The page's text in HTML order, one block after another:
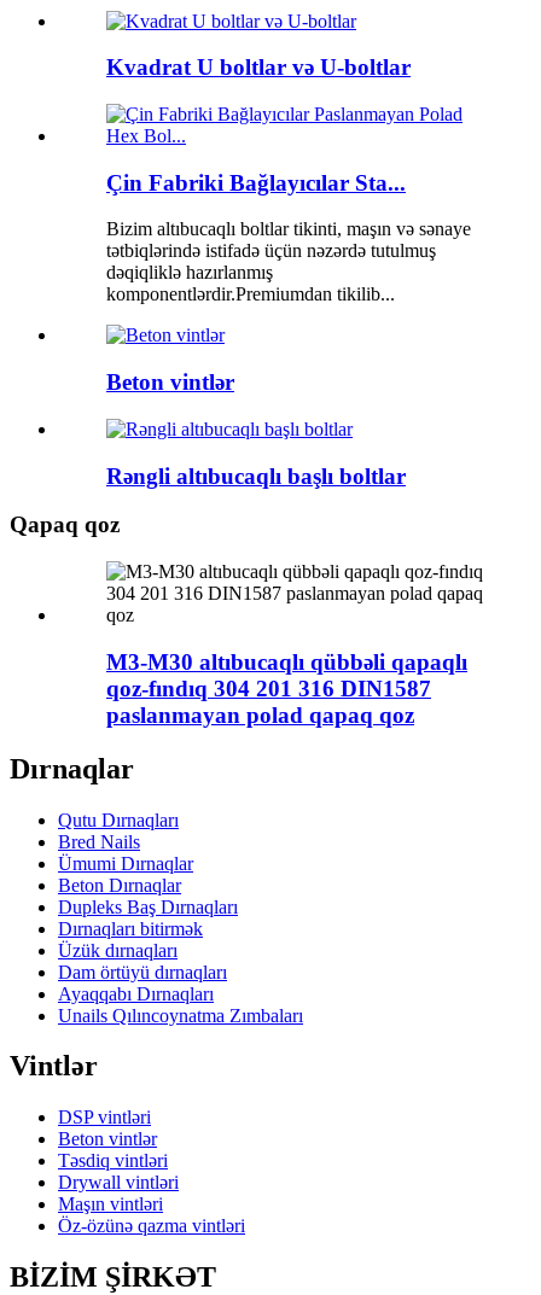
Kvadrat U boltlar və U-boltlar
Çin Fabriki Bağlayıcılar Sta...
Bizim altıbucaqlı boltlar tikinti, maşın və sənaye
tətbiqlərində istifadə üçün nəzərdə tutulmuş
dəqiqliklə hazırlanmış
komponentlərdir.Premiumdan tikilib...
Beton vintlər
Rəngli altıbucaqlı başlı boltlar
Qapaq qoz
M3-M30 altıbucaqlı qübbəli qapaqlı
qoz-fındıq 304 201 316 DIN1587
paslanmayan polad qapaq qoz
Dırnaqlar
Qutu Dırnaqları
Bred Nails
Ümumi Dırnaqlar
Beton Dırnaqlar
Dupleks Baş Dırnaqları
Dırnaqları bitirmək
Üzük dırnaqları
Dam örtüyü dırnaqları
Ayaqqabı Dırnaqları
Unails Qılıncoynatma Zımbaları
Vintlər
DSP vintləri
Beton vintlər
Təsdiq vintləri
Drywall vintləri
Maşın vintləri
Öz-özünə qazma vintləri
BİZİM ŞİRKƏT